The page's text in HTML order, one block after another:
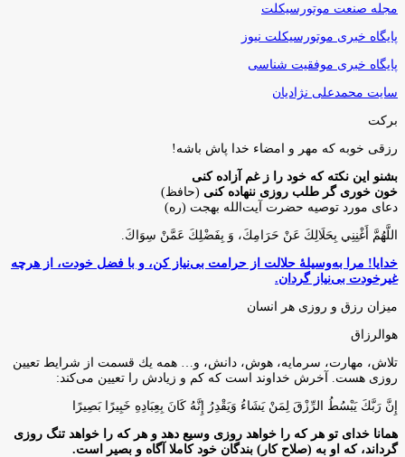
مجله صنعت موتورسیکلت
پایگاه خبری موتورسیکلت نیوز
پایگاه خبری موفقیت شناسی
سایت محمدعلی نژادیان
برکت
رزقی خوبه كه مهر و امضاء خدا پاش باشه!
بشنو این نکته که خود را ز غم آزاده کنی
خون خوری گر طلب روزی ننهاده کنی (حافظ)
دعای مورد توصیه حضرت آیت‌الله بهجت (ره)
اللَّهُمَّ أَغْنِنِي بِحَلَالِكَ عَنْ حَرَامِكَ، وَ بِفَضْلِكَ عَمَّنْ سِوَاكَ‏.
خدایا! مرا به‌وسیلۀ حلالت از حرامت بی‌نیاز کن، و با فضل خودت، از هرچه
غیرخودت بی‌نیاز گردان.
میزان رزق و روزی هر انسان
هوالرزاق
تلاش، مهارت، سرمايه، هوش، دانش، و… همه يك قسمت از شرايط تعيين
روزى هست. آخرش خداوند است كه كم و زيادش را تعيين مى‌كند:
إِنَّ رَبَّكَ يَبْسُطُ الرِّزْقَ لِمَنْ يَشَاءُ وَيَقْدِرُ إِنَّهُ كَانَ بِعِبَادِهِ خَبِيرًا بَصِيرًا
همانا خدای تو هر که را خواهد روزی وسیع دهد و هر که را خواهد تنگ روزی
گرداند، که او به (صلاح کار) بندگان خود کاملا آگاه و بصیر است.